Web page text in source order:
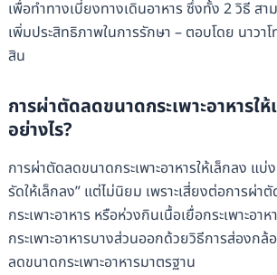
เพื่อทำทางเบี่ยงทางเดินอาหาร ซึ่งทั้ง 2 วิธี สา
เพิ่มประสิทธิภาพในการรักษา – ตอบโดย นาวา
สิน
การผ่าตัดลดขนาดกระเพาะอาหารให้
อย่างไร?
การผ่าตัดลดขนาดกระเพาะอาหารให้เล็กลง แบ่
รัดให้เล็กลง” แต่ไม่นิยม เพราะเสี่ยงต่อการผ่า
กระเพาะอาหาร หรือห่วงกินเนื้อเยื่อกระเพาะอา
กระเพาะอาหารบางส่วนออกด้วยวิธีการส่องกล้
ลดขนาดกระเพาะอาหารมาตรฐาน